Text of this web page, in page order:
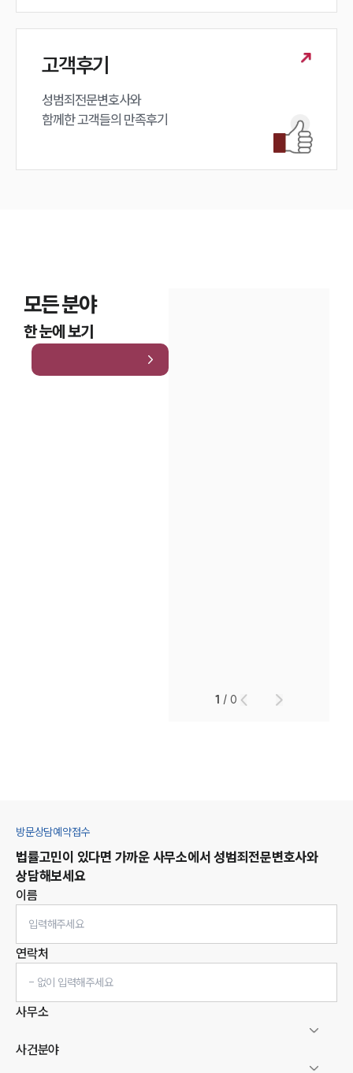
고객후기
성범죄전문변호사와
함께한 고객들의 만족후기
모든 분야
한 눈에 보기
1 /0
방문상담예약접수
법률고민이 있다면 가까운 사무소에서 성범죄전문변호사와
상담해보세요
이름
연락처
사무소
사건분야